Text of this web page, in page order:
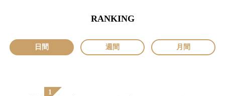
RANKING
日間 週間 月間